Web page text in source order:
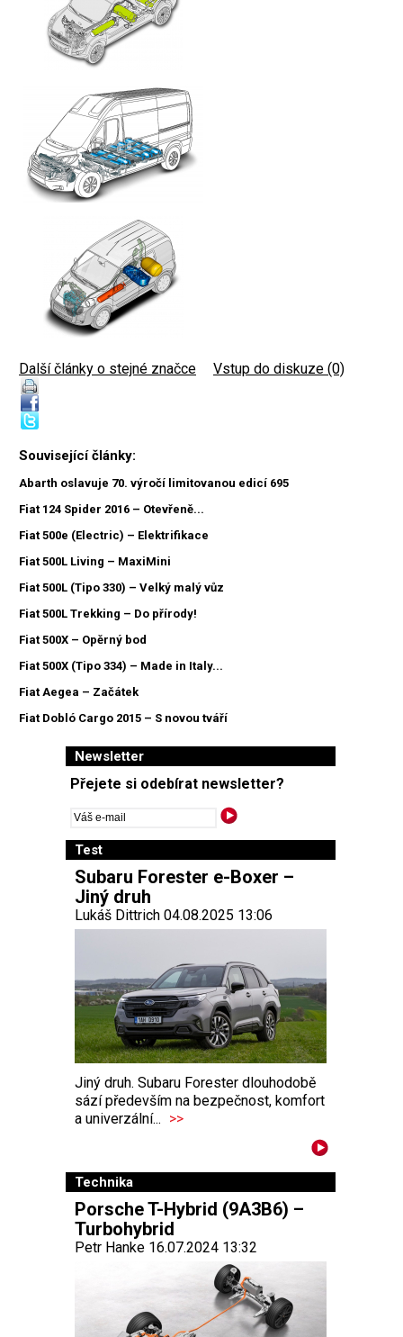
Další články o stejné značce Vstup do diskuze (0)
Související články:
Abarth oslavuje 70. výročí limitovanou edicí 695
Fiat 124 Spider 2016 – Otevřeně...
Fiat 500e (Electric) – Elektrifikace
Fiat 500L Living – MaxiMini
Fiat 500L (Tipo 330) – Velký malý vůz
Fiat 500L Trekking – Do přírody!
Fiat 500X – Opěrný bod
Fiat 500X (Tipo 334) – Made in Italy...
Fiat Aegea – Začátek
Fiat Dobló Cargo 2015 – S novou tváří
Newsletter
Přejete si odebírat newsletter?
Test
Subaru Forester e-Boxer –
Jiný druh
Lukáš Dittrich 04.08.2025 13:06
Jiný druh. Subaru Forester dlouhodobě
sází především na bezpečnost, komfort
a univerzální... >>
Technika
Porsche T-Hybrid (9A3B6) –
Turbohybrid
Petr Hanke 16.07.2024 13:32